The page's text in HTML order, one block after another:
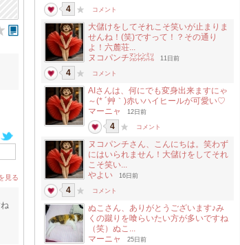
見る
4 コメント
大儲けをしてそれこそ笑いが止まりま
せんね！(笑)ですって！？その通り
よ！六麓荘...
ヌコパンチ㍇㍖㍊
11日前
4 コメント
AIさんは、何にでも変身出来ますにゃ
～(* ´艸｀)赤いハイヒールが可愛い♡
マーニャ
12日前
4 コメント
ヌコパンチさん、こんにちは。笑わず
にはいられません！大儲けをしてそれ
こそ笑い...
やよい
16日前
4 コメント
ぬこさん、ありがとうございます♪み
くの蹴りを喰らいたい方が多いですね
（笑）ぬこ...
マーニャ
25日前